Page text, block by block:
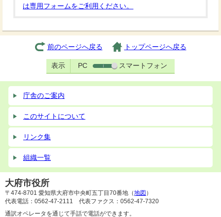
は専用フォームをご利用ください。
前のページへ戻る トップページへ戻る
表示 PC スマートフォン
庁舎のご案内
このサイトについて
リンク集
組織一覧
大府市役所
〒474-8701 愛知県大府市中央町五丁目70番地（地図 ）
代表電話：0562-47-2111 代表ファクス：0562-47-7320
通訳オペレータを通じて手話で電話ができます。